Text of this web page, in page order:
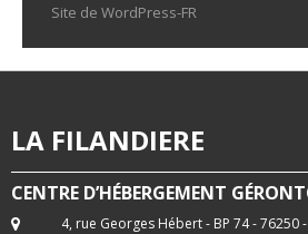
Site de WordPress-FR
LA FILANDIERE
CENTRE D’HÉBERGEMENT
4, rue Georges Hébert - BP 74 - 76250